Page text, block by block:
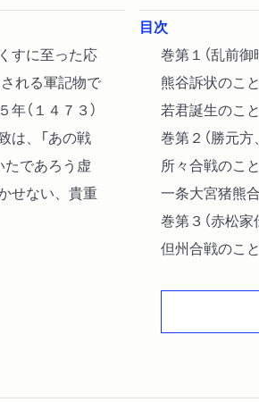
すに至った応
れる軍記物で
（１４７３）
は、「あの戦
たであろう虚
せない、貴重
目次
巻第１（乱前
熊谷訴状のこと
若君誕生のこ
巻第２（勝元
所々合戦のこと
一条大宮猪熊
巻第３（赤松
但州合戦のこと